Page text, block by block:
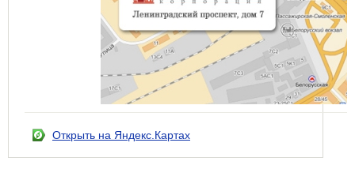
Открыть на Яндекс.Картах